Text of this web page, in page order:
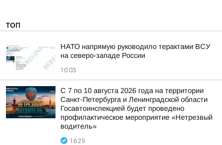
ТОП
НАТО напрямую руководило терактами ВСУ
на северо-западе России
10:03
С 7 по 10 августа 2026 года на территории
Санкт-Петербурга и Ленинградской области
Госавтоинспекцией будет проведено
профилактическое мероприятие «Нетрезвый
водитель»
16:25